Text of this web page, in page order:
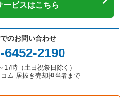
ービスはこちら
のお問い合わせ
6452-2190
時（土日祝祭日除く）
ム 居抜き売却担当者まで